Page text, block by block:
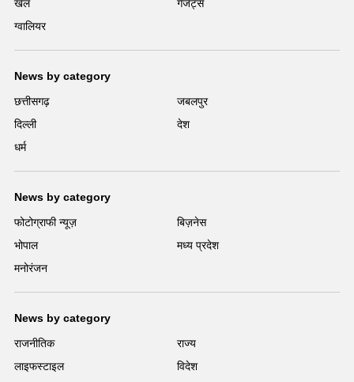
खेल
गैजेट्स
ग्वालियर
News by category
छत्तीसगढ़
जबलपुर
दिल्ली
देश
धर्म
News by category
फोटोग्राफी न्यूज़
बिज़नेस
भोपाल
मध्य प्रदेश
मनोरंजन
News by category
राजनीतिक
राज्य
लाइफस्टाइल
विदेश